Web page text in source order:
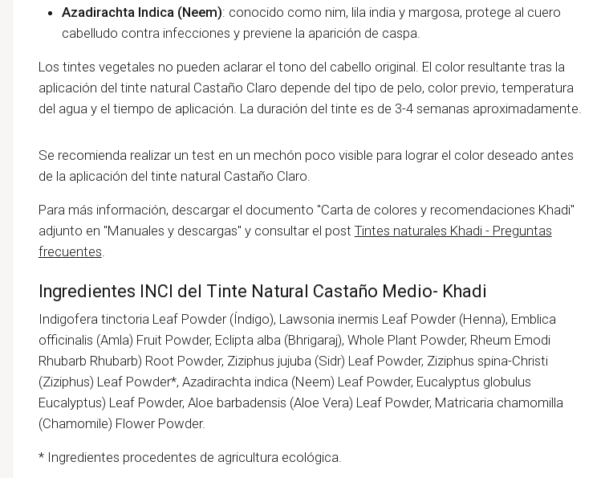
Azadirachta Indica (Neem): conocido como nim, lila india y margosa, protege al cuero
cabelludo contra infecciones y previene la aparición de caspa.
Los tintes vegetales no pueden aclarar el tono del cabello original. El color resultante tras la
aplicación del tinte natural Castaño Claro depende del tipo de pelo, color previo, temperatura
del agua y el tiempo de aplicación. La duración del tinte es de 3-4 semanas aproximadamente.
Se recomienda realizar un test en un mechón poco visible para lograr el color deseado antes
de la aplicación del tinte natural Castaño Claro.
Para más información, descargar el documento "Carta de colores y recomendaciones Khadi"
adjunto en "Manuales y descargas" y consultar el post Tintes naturales Khadi - Preguntas
frecuentes
Ingredientes INCI del Tinte Natural Castaño Medio- Khadi
Indigofera tinctoria Leaf Powder (Índigo), Lawsonia inermis Leaf Powder (Henna), Emblica
officinalis (Amla) Fruit Powder, Eclipta alba (Bhrigaraj), Whole Plant Powder, Rheum Emodi
Rhubarb Rhubarb) Root Powder, Ziziphus jujuba (Sidr) Leaf Powder, Ziziphus spina-Christi
(Ziziphus) Leaf Powder*, Azadirachta indica (Neem) Leaf Powder, Eucalyptus globulus
Eucalyptus) Leaf Powder, Aloe barbadensis (Aloe Vera) Leaf Powder, Matricaria chamomilla
(Chamomile) Flower Powder.
* Ingredientes procedentes de agricultura ecológica.